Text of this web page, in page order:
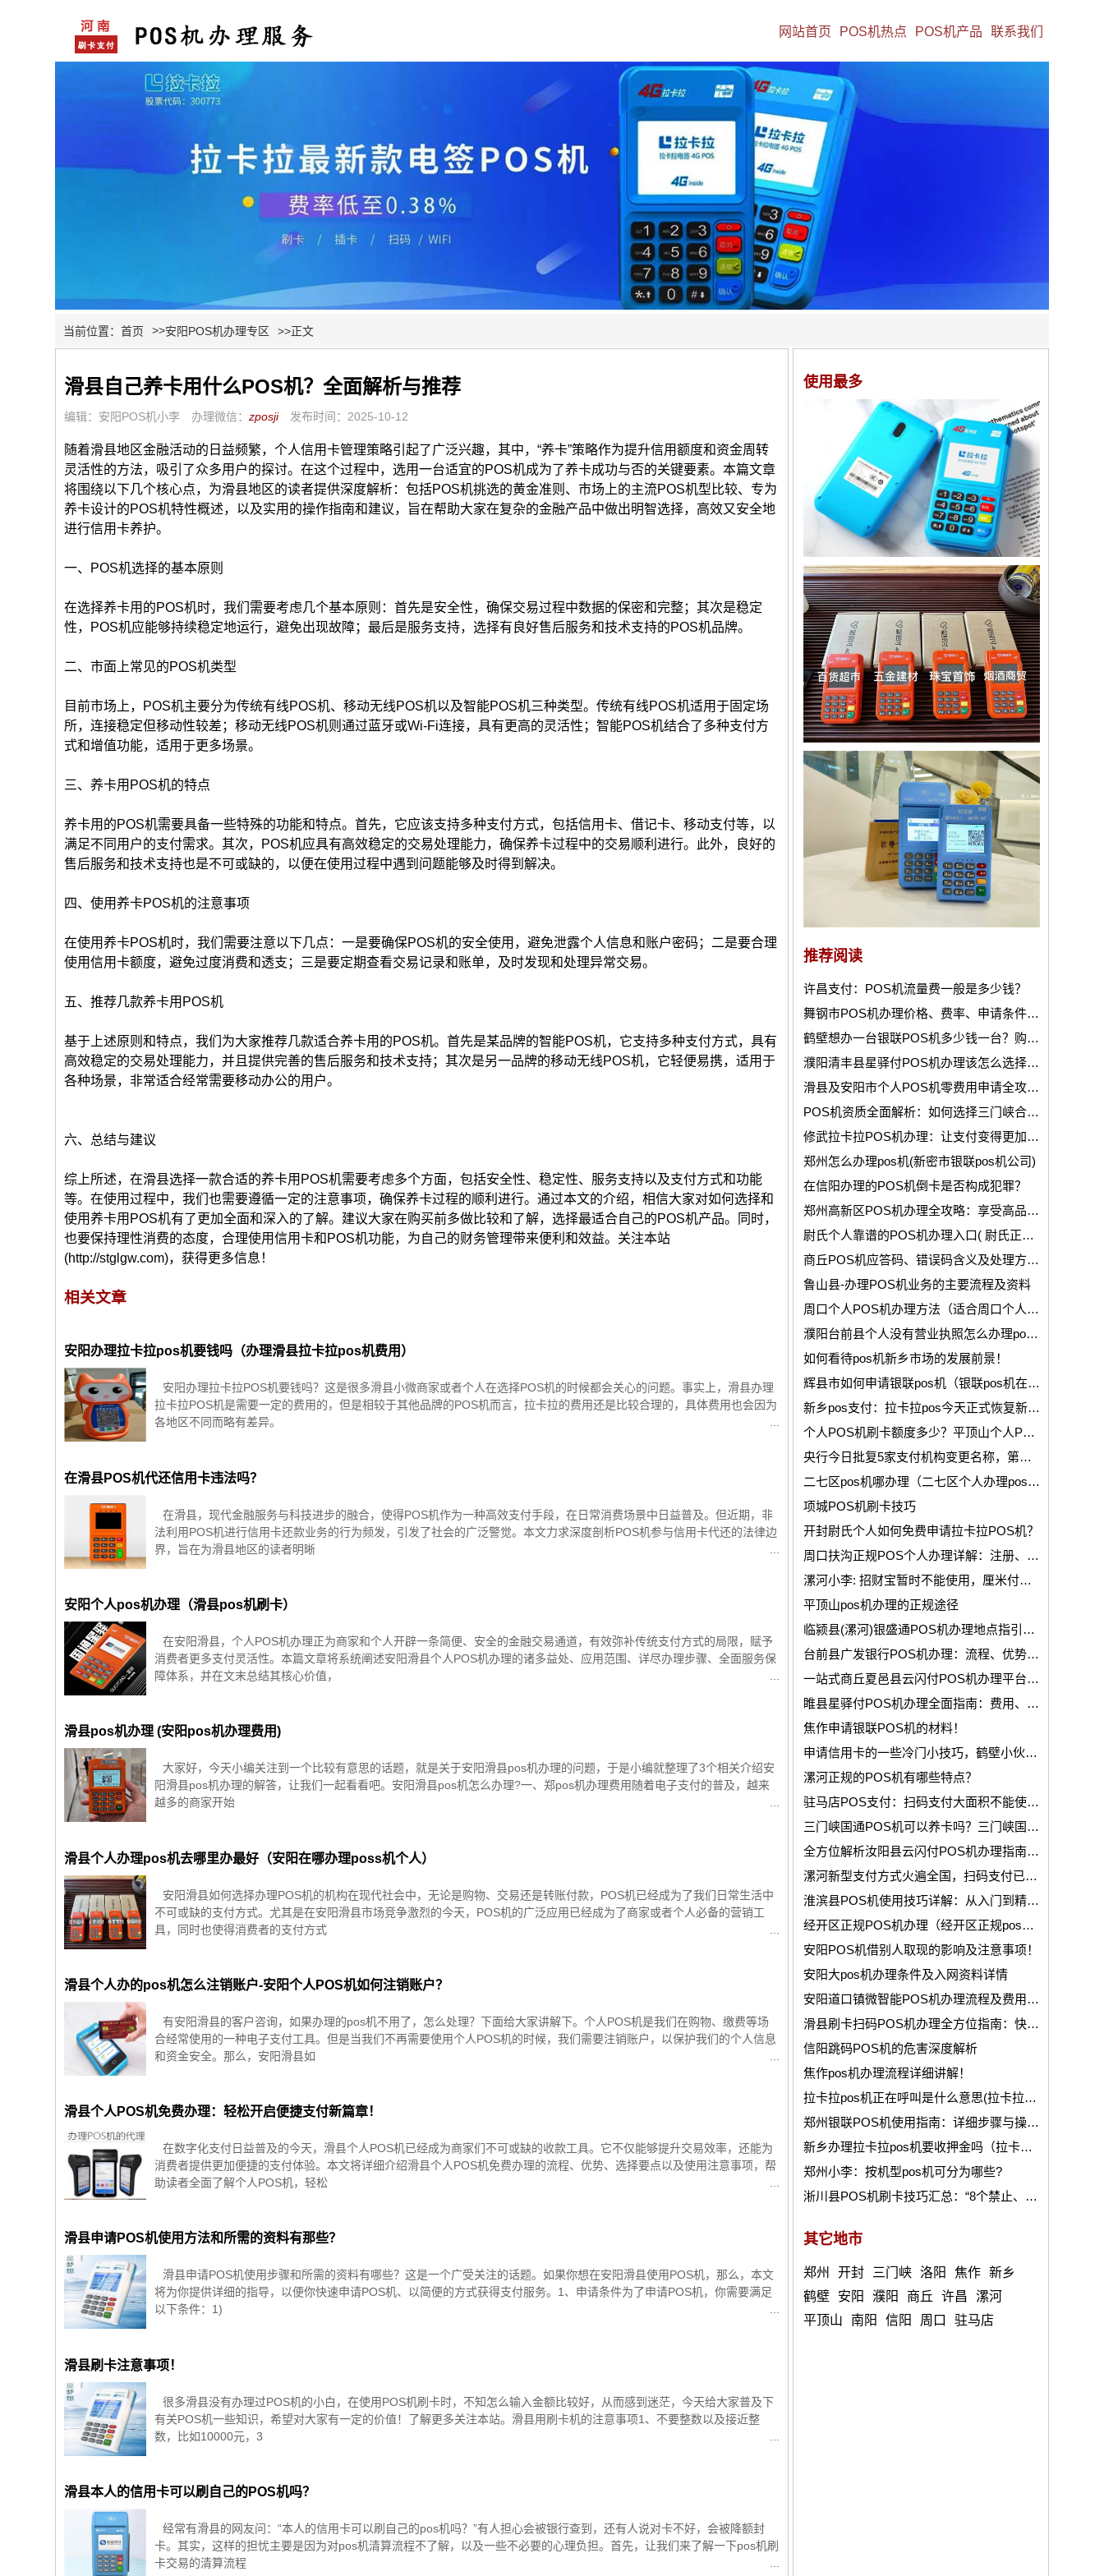
网站首页 POS机热点 POS机产品 联系我们
当前位置：首页 >>安阳POS机办理专区 >>正文
滑县自己养卡用什么POS机？全面解析与推荐
编辑：安阳POS机小李 办理微信：zposji 发布时间：2025-10-12
随着滑县地区金融活动的日益频繁，个人信用卡管理策略引起了广泛兴趣，其中，“养卡”策略作为提升信用额度和资金周转
灵活性的方法，吸引了众多用户的探讨。在这个过程中，选用一台适宜的POS机成为了养卡成功与否的关键要素。本篇文章
将围绕以下几个核心点，为滑县地区的读者提供深度解析：包括POS机挑选的黄金准则、市场上的主流POS机型比较、专为
养卡设计的POS机特性概述，以及实用的操作指南和建议，旨在帮助大家在复杂的金融产品中做出明智选择，高效又安全地
进行信用卡养护。
一、POS机选择的基本原则
在选择养卡用的POS机时，我们需要考虑几个基本原则：首先是安全性，确保交易过程中数据的保密和完整；其次是稳定
性，POS机应能够持续稳定地运行，避免出现故障；最后是服务支持，选择有良好售后服务和技术支持的POS机品牌。
二、市面上常见的POS机类型
目前市场上，POS机主要分为传统有线POS机、移动无线POS机以及智能POS机三种类型。传统有线POS机适用于固定场
所，连接稳定但移动性较差；移动无线POS机则通过蓝牙或Wi-Fi连接，具有更高的灵活性；智能POS机结合了多种支付方
式和增值功能，适用于更多场景。
三、养卡用POS机的特点
养卡用的POS机需要具备一些特殊的功能和特点。首先，它应该支持多种支付方式，包括信用卡、借记卡、移动支付等，以
满足不同用户的支付需求。其次，POS机应具有高效稳定的交易处理能力，确保养卡过程中的交易顺利进行。此外，良好的
售后服务和技术支持也是不可或缺的，以便在使用过程中遇到问题能够及时得到解决。
四、使用养卡POS机的注意事项
在使用养卡POS机时，我们需要注意以下几点：一是要确保POS机的安全使用，避免泄露个人信息和账户密码；二是要合理
使用信用卡额度，避免过度消费和透支；三是要定期查看交易记录和账单，及时发现和处理异常交易。
五、推荐几款养卡用POS机
基于上述原则和特点，我们为大家推荐几款适合养卡用的POS机。首先是某品牌的智能POS机，它支持多种支付方式，具有
高效稳定的交易处理能力，并且提供完善的售后服务和技术支持；其次是另一品牌的移动无线POS机，它轻便易携，适用于
各种场景，非常适合经常需要移动办公的用户。
六、总结与建议
综上所述，在滑县选择一款合适的养卡用POS机需要考虑多个方面，包括安全性、稳定性、服务支持以及支付方式和功能
等。在使用过程中，我们也需要遵循一定的注意事项，确保养卡过程的顺利进行。通过本文的介绍，相信大家对如何选择和
使用养卡用POS机有了更加全面和深入的了解。建议大家在购买前多做比较和了解，选择最适合自己的POS机产品。同时，
也要保持理性消费的态度，合理使用信用卡和POS机功能，为自己的财务管理带来便利和效益。关注本站
(http://stglgw.com)，获得更多信息！
相关文章
安阳办理拉卡拉pos机要钱吗（办理滑县拉卡拉pos机费用）
安阳办理拉卡拉POS机要钱吗？这是很多滑县小微商家或者个人在选择POS机的时候都会关心的问题。事实上，滑县办理
拉卡拉POS机是需要一定的费用的，但是相较于其他品牌的POS机而言，拉卡拉的费用还是比较合理的，具体费用也会因为
各地区不同而略有差异。
在滑县POS机代还信用卡违法吗？
在滑县，现代金融服务与科技进步的融合，使得POS机作为一种高效支付手段，在日常消费场景中日益普及。但近期，非
法利用POS机进行信用卡还款业务的行为频发，引发了社会的广泛警觉。本文力求深度剖析POS机参与信用卡代还的法律边
界，旨在为滑县地区的读者明晰
安阳个人pos机办理（滑县pos机刷卡）
在安阳滑县，个人POS机办理正为商家和个人开辟一条简便、安全的金融交易通道，有效弥补传统支付方式的局限，赋予
消费者更多支付灵活性。本篇文章将系统阐述安阳滑县个人POS机办理的诸多益处、应用范围、详尽办理步骤、全面服务保
障体系，并在文末总结其核心价值，
滑县pos机办理 (安阳pos机办理费用)
大家好，今天小编关注到一个比较有意思的话题，就是关于安阳滑县pos机办理的问题，于是小编就整理了3个相关介绍安
阳滑县pos机办理的解答，让我们一起看看吧。安阳滑县pos机怎么办理?一、郑pos机办理费用随着电子支付的普及，越来
越多的商家开始
滑县个人办理pos机去哪里办最好（安阳在哪办理poss机个人）
安阳滑县如何选择办理POS机的机构在现代社会中，无论是购物、交易还是转账付款，POS机已经成为了我们日常生活中
不可或缺的支付方式。尤其是在安阳滑县市场竞争激烈的今天，POS机的广泛应用已经成为了商家或者个人必备的营销工
具，同时也使得消费者的支付方式
滑县个人办的pos机怎么注销账户-安阳个人POS机如何注销账户？
有安阳滑县的客户咨询，如果办理的pos机不用了，怎么处理？下面给大家讲解下。个人POS机是我们在购物、缴费等场
合经常使用的一种电子支付工具。但是当我们不再需要使用个人POS机的时候，我们需要注销账户，以保护我们的个人信息
和资金安全。那么，安阳滑县如
滑县个人POS机免费办理：轻松开启便捷支付新篇章！
在数字化支付日益普及的今天，滑县个人POS机已经成为商家们不可或缺的收款工具。它不仅能够提升交易效率，还能为
消费者提供更加便捷的支付体验。本文将详细介绍滑县个人POS机免费办理的流程、优势、选择要点以及使用注意事项，帮
助读者全面了解个人POS机，轻松
滑县申请POS机使用方法和所需的资料有那些？
滑县申请POS机使用步骤和所需的资料有哪些？这是一个广受关注的话题。如果你想在安阳滑县使用POS机，那么，本文
将为你提供详细的指导，以便你快速申请POS机、以简便的方式获得支付服务。1、申请条件为了申请POS机，你需要满足
以下条件：1)
滑县刷卡注意事项！
很多滑县没有办理过POS机的小白，在使用POS机刷卡时，不知怎么输入金额比较好，从而感到迷茫，今天给大家普及下
有关POS机一些知识，希望对大家有一定的价值！了解更多关注本站。滑县用刷卡机的注意事项1、不要整数以及接近整
数，比如10000元，3
滑县本人的信用卡可以刷自己的POS机吗？
经常有滑县的网友问：“本人的信用卡可以刷自己的pos机吗？”有人担心会被银行查到，还有人说对卡不好，会被降额封
卡。其实，这样的担忧主要是因为对pos机清算流程不了解，以及一些不必要的心理负担。首先，让我们来了解一下pos机刷
卡交易的清算流程
使用最多
推荐阅读
许昌支付：POS机流量费一般是多少钱？
舞钢市POS机办理价格、费率、申请条件、注意事项及使用说明！
鹤壁想办一台银联POS机多少钱一台？购买指南
濮阳清丰县星驿付POS机办理该怎么选择合适的机器呢？
滑县及安阳市个人POS机零费用申请全攻略！
POS机资质全面解析：如何选择三门峡合适的POS机服务商
修武拉卡拉POS机办理：让支付变得更加简单高效！
郑州怎么办理pos机(新密市银联pos机公司)
在信阳办理的POS机倒卡是否构成犯罪？
郑州高新区POS机办理全攻略：享受高品质服务、实现精准业务对接！
尉氏个人靠谱的POS机办理入口( 尉氏正规POS机个人免费申请)
商丘POS机应答码、错误码含义及处理方法！
鲁山县-办理POS机业务的主要流程及资料
周口个人POS机办理方法（适合周口个人办理的POS机）
濮阳台前县个人没有营业执照怎么办理pos机业务？
如何看待pos机新乡市场的发展前景！
辉县市如何申请银联pos机（银联pos机在哪里有）
新乡pos支付：拉卡拉pos今天正式恢复新增！
个人POS机刷卡额度多少？平顶山个人POS机刷卡费率多少？
央行今日批复5家支付机构变更名称，第二例支付机构合并也获准通过！
二七区pos机哪办理（二七区个人办理pos机）
项城POS机刷卡技巧
开封尉氏个人如何免费申请拉卡拉POS机？
周口扶沟正规POS个人办理详解：注册、费率与注意事项！
漯河小李: 招财宝暂时不能使用，厘米付部分用户不能使用，是系统升级吗？
平顶山pos机办理的正规途径
临颍县(漯河)银盛通POS机办理地点指引及申请政策详解！
台前县广发银行POS机办理：流程、优势与细节全解析！
一站式商丘夏邑县云闪付POS机办理平台官网详解与使用教程
睢县星驿付POS机办理全面指南：费用、办理流程与使用优势！
焦作申请银联POS机的材料！
申请信用卡的一些冷门小技巧，鹤壁小伙伴都知道吗？
漯河正规的POS机有哪些特点？
驻马店POS支付：扫码支付大面积不能使用！
三门峡国通POS机可以养卡吗？三门峡国通POS机怎么养卡？
全方位解析汝阳县云闪付POS机办理指南，让您轻松实现支付简单化！
漯河新型支付方式火遍全国，扫码支付已成过去式？
淮滨县POS机使用技巧详解：从入门到精通！
经开区正规POS机办理（经开区正规pos机办理机构）
安阳POS机借别人取现的影响及注意事项！
安阳大pos机办理条件及入网资料详情
安阳道口镇微智能POS机办理流程及费用全面讲解！
滑县刷卡扫码POS机办理全方位指南：快速上手，商家经营好帮手!
信阳跳码POS机的危害深度解析
焦作pos机办理流程详细讲解！
拉卡拉pos机正在呼叫是什么意思(拉卡拉pos机故障代码)
郑州银联POS机使用指南：详细步骤与操作技巧
新乡办理拉卡拉pos机要收押金吗（拉卡拉原阳县pos机需要交押金吗）
郑州小李：按机型pos机可分为哪些?
淅川县POS机刷卡技巧汇总：“8个禁止、7个不建议、5个建议、4个告知
其它地市
郑州 开封 三门峡 洛阳 焦作 新乡
鹤壁
安阳 濮阳 商丘 许昌
漯河
平顶山
南阳 信阳 周口 驻马店